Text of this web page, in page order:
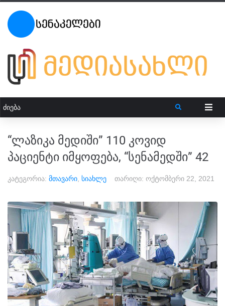
“ლაზიკა მედიში” 110 კოვიდ
პაციენტი იმყოფება, “სენამედში” 42
კატეგორია: მთავარი სიახლე თარიღი: ოქტომბერი 22, 2021